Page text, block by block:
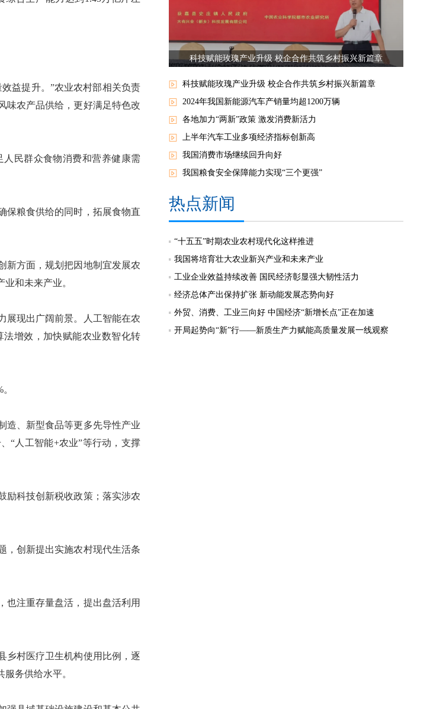
益提升。”农业农村部相关负责
味农产品供给，更好满足特色改
民群众食物消费和营养健康需
粮食供给的同时，拓展食物直
方面，规划把因地制宜发展农
和未来产业。
现出广阔前景。人工智能在农
增效，加快赋能农业数智化转
、新型食品等更多先导性产业
“人工智能+农业”等行动，支撑
科技创新税收政策；落实涉农
创新提出实施农村现代生活条
注重存量盘活，提出盘活利用
村医疗卫生机构使用比例，逐
务供给水平。
科技赋能玫瑰产业升级 校企合作共筑乡村振兴新篇章
科技赋能玫瑰产业升级 校企合作共筑乡村振兴新篇章
2024年我国新能源汽车产销量均超1200万辆
各地加力“两新”政策 激发消费新活力
上半年汽车工业多项经济指标创新高
我国消费市场继续回升向好
我国粮食安全保障能力实现“三个更强”
热点新闻
“十五五”时期农业农村现代化这样推进
我国将培育壮大农业新兴产业和未来产业
工业企业效益持续改善 国民经济彰显强大韧性活力
经济总体产出保持扩张 新动能发展态势向好
外贸、消费、工业三向好 中国经济“新增长点”正在加速
开局起势向“新”行——新质生产力赋能高质量发展一线观察